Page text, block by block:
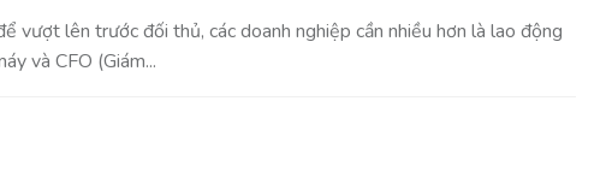
vượt lên trước đối thủ, các doanh nghiệp cần nhiều hơn là lao động
và CFO (Giám...